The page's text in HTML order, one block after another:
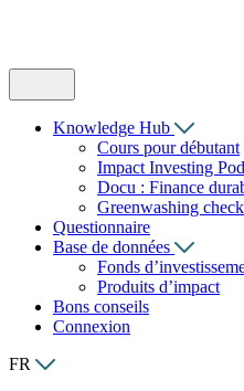
Knowledge Hub
Cours pour débutant
Impact Investing
Docu : Finance
Greenwashing
Questionnaire
Base de données
Fonds
Produits d’impact
Bons conseils
Connexion
FR